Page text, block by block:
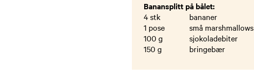
Banansplitt på bålet:
4stk
bananer
1 pose
små marshmallows
100 g
sjokoladebiter
150 g bringebær